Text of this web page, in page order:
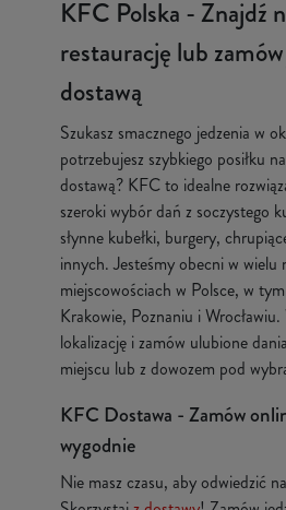
KFC Polska - Znajdź
restaurację lub
dostawą
Szukasz smacznego jedzenia w
potrzebujesz szybkiego posiłku
dostawą? KFC to idealne
szeroki wybór dań z soczystego
słynne kubełki, burgery,
innych. Jesteśmy obecni w wielu
miejscowościach w Polsce, w
Krakowie, Poznaniu i
lokalizację i zamów ulubione
miejscu lub z dowozem pod
KFC Dostawa - Zamów
wygodnie
Nie masz czasu, aby odwiedzić